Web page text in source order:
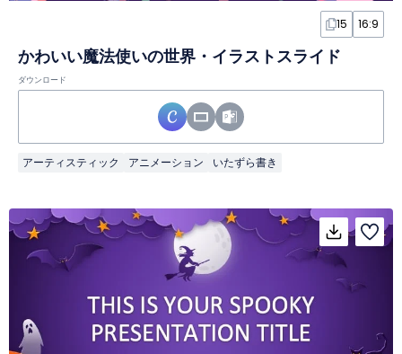
15 16:9
かわいい魔法使いの世界・イラストスライド
ダウンロード
アーティスティック アニメーション いたずら書き